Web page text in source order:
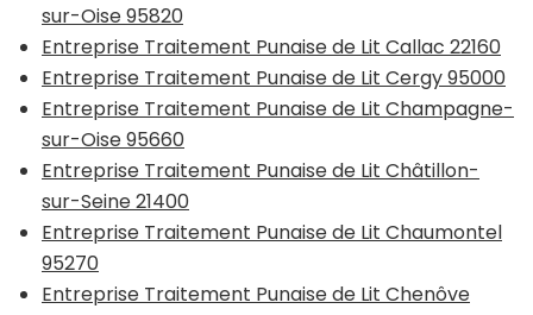
sur-Oise 95820
Entreprise Traitement Punaise de Lit Callac 22160
Entreprise Traitement Punaise de Lit Cergy 95000
Entreprise Traitement Punaise de Lit Champagne-
sur-Oise 95660
Entreprise Traitement Punaise de Lit Châtillon-
sur-Seine 21400
Entreprise Traitement Punaise de Lit Chaumontel
95270
Entreprise Traitement Punaise de Lit Chenôve